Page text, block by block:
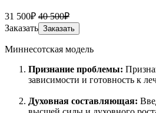
31 500₽ 40 500₽
Заказать Заказать
Миннесотская модель
Признание проблемы:
зависимости и готовность к
Духовная составляющая: